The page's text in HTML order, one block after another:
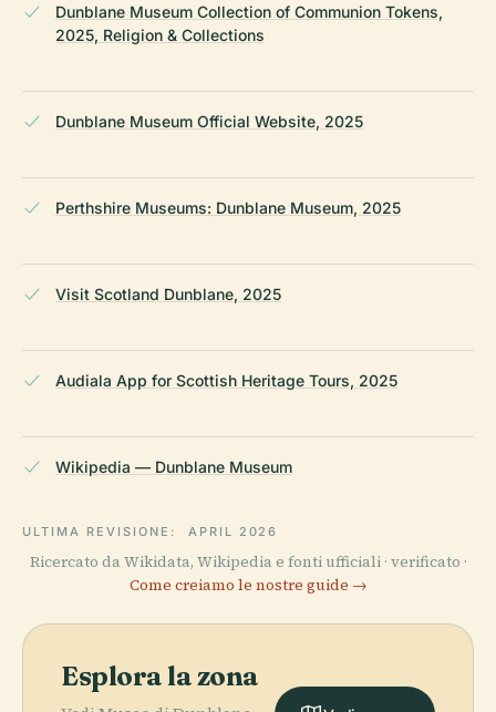
Dunblane Museum Collection of Communion Tokens,
2025, Religion & Collections
Dunblane Museum Official Website, 2025
Perthshire Museums: Dunblane Museum, 2025
Visit Scotland Dunblane, 2025
Audiala App for Scottish Heritage Tours, 2025
Wikipedia — Dunblane Museum
ULTIMA REVISIONE: APRIL 2026
Ricercato da Wikidata, Wikipedia e fonti ufficiali · verificato ·
Come creiamo le nostre guide →
Esplora la zona